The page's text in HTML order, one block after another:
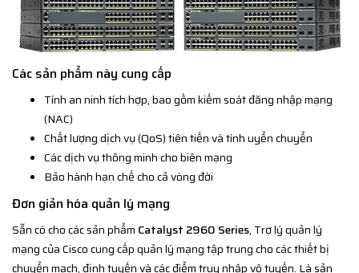
Các sản phẩm này cung cấp
Tính an ninh tích hợp, bao gồm kiếm soát đăng nhập mạng
(NAC)
Chất lượng dịch vụ (QoS) tiên tiến và tính uyển chuyển
Các dịch vụ thông minh cho biên mạng
Bảo hành hạn chế cho cả vòng đời
Đơn giản hóa quản lý mạng
Sẵn có cho các sản phẩm Catalyst 2960 Series, Trợ lý quản lý
mạng của Cisco cung cấp quản lý mạng tập trung cho các thiết bị
chuyển mạch, định tuyến và các điểm truy nhập vô tuyến. Là sản